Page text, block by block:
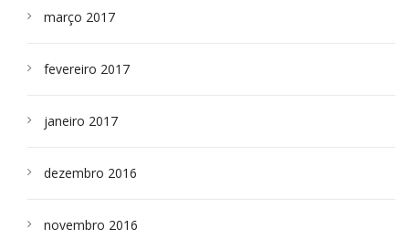
março 2017
fevereiro 2017
janeiro 2017
dezembro 2016
novembro 2016